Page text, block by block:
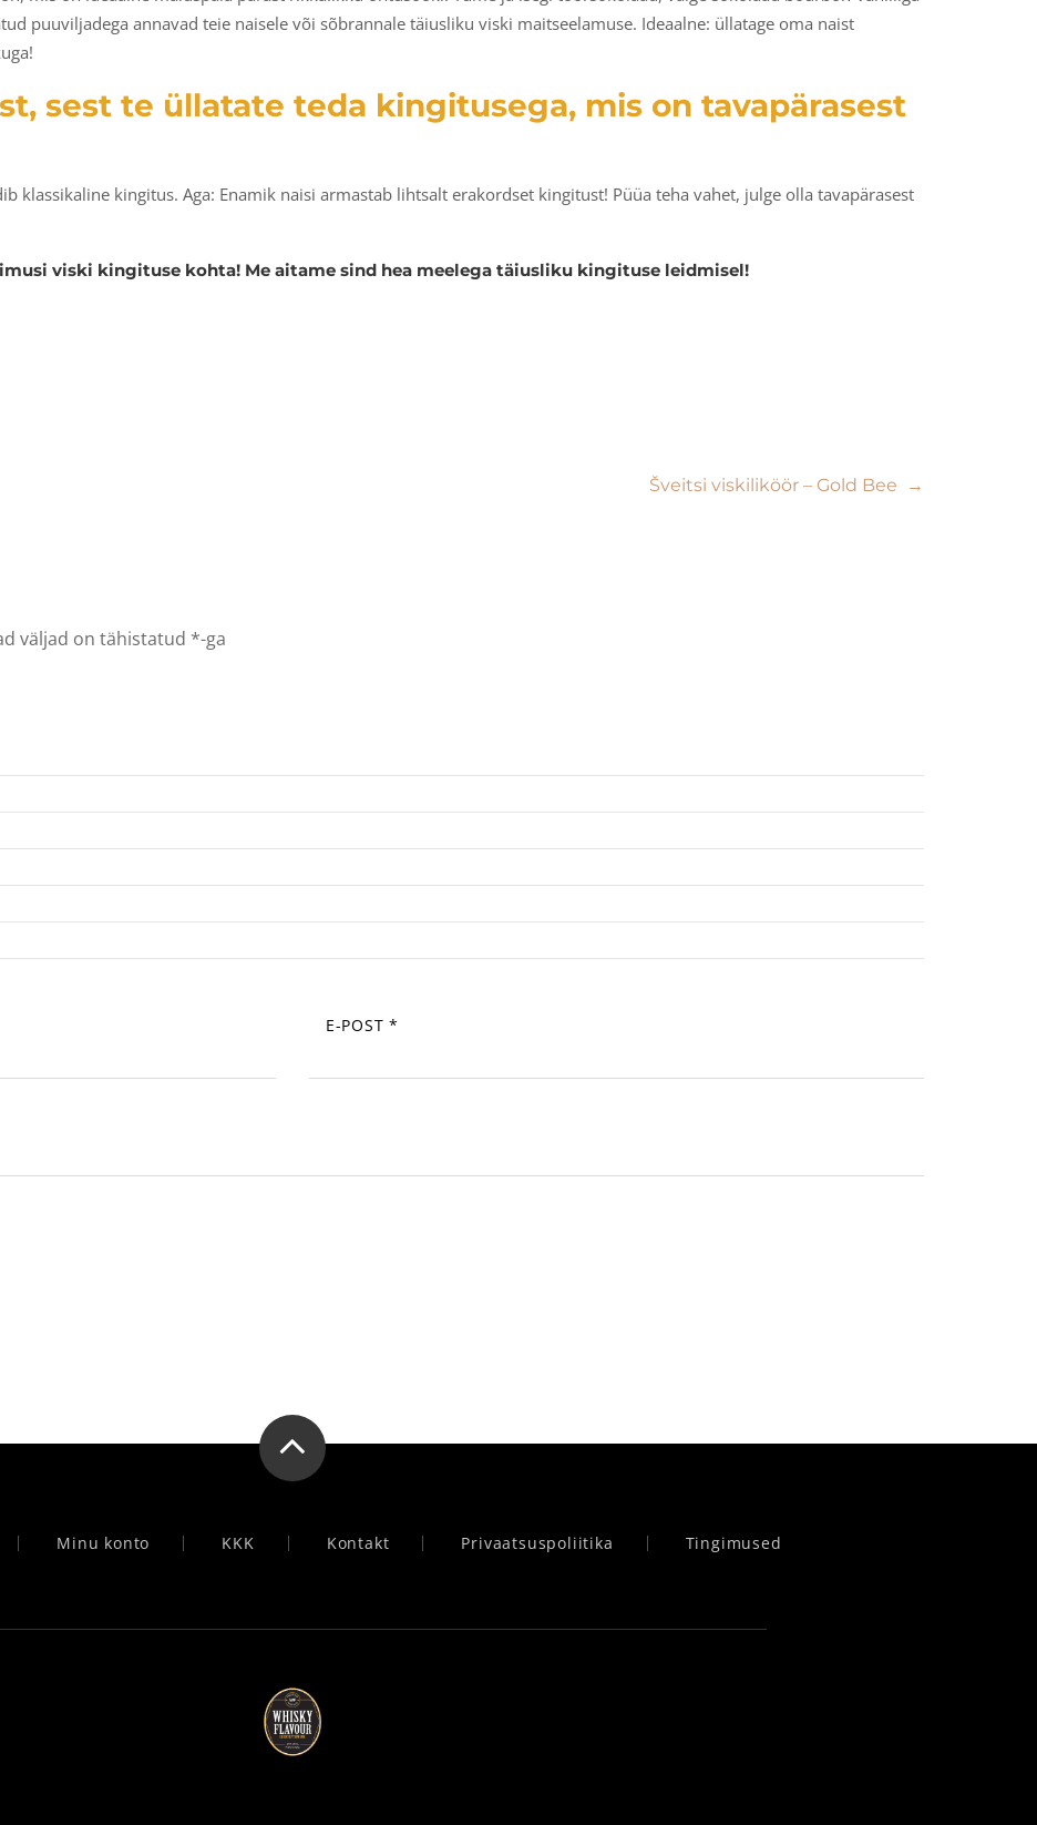
puuviljadega annavad teie naisele või sõbrannale täiusliku viski maitseelamuse. Ideaalne: üllatage oma naist
sest te üllatate teda kingitusega, mis on tavapärasest
klassikaline kingitus. Aga: Enamik naisi armastab lihtsalt erakordset kingitust! Püüa teha vahet, julge olla tavapärasest
viski kingituse kohta! Me aitame sind hea meelega täiusliku kingituse leidmisel!
Šveitsi viskiliköör – Gold Bee →
väljad on tähistatud *-ga
E-POST *
Minu konto KKK Kontakt Privaatsuspoliitika Tingimused